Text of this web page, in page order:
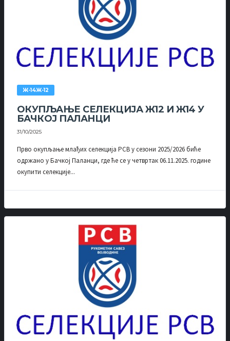
Ж-14Ж-12
ОКУПЉАЊЕ СЕЛЕКЦИЈА Ж12 И Ж14 У
БАЧКОЈ ПАЛАНЦИ
31/10/2025
Прво окупљање млађих селекција РСВ у сезони 2025/2026 биће
одржано у Бачкој Паланци, где ће се у четвртак 06.11.2025. године
окупити селекције...